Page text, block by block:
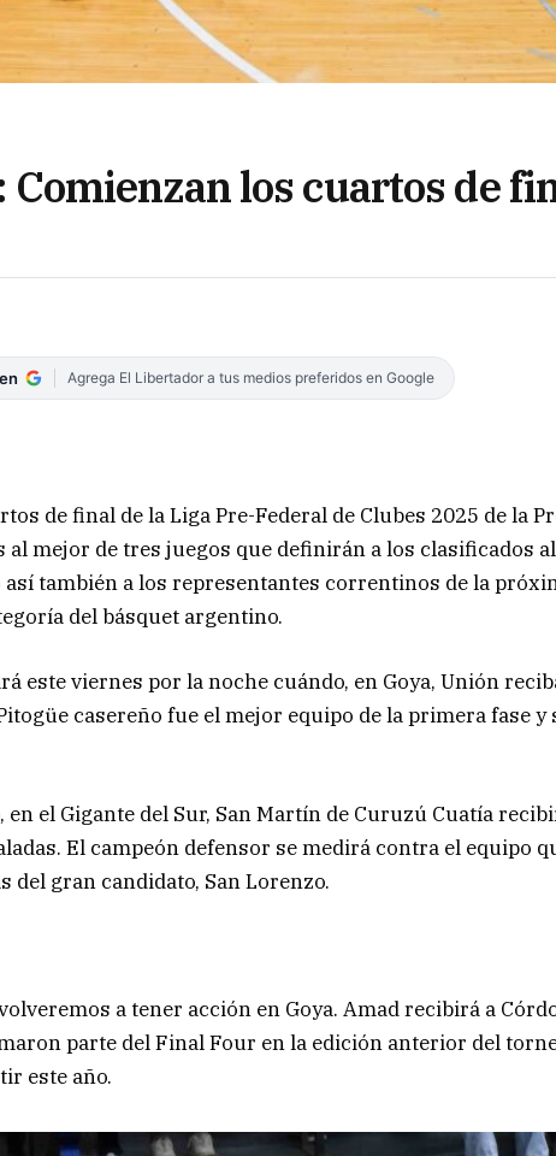
Comienzan los cuartos de
Agrega El Libertador a tus medios preferidos en Google
de final de la Liga Pre-Federal de Clubes 2025 de la
al mejor de tres juegos que definirán a los clasificados
también a los representantes correntinos de la
del básquet argentino.
este viernes por la noche cuándo, en Goya, Unión
casereño fue el mejor equipo de la primera fase
en el Gigante del Sur, San Martín de Curuzú Cuatía
El campeón defensor se medirá contra el equipo
del gran candidato, San Lorenzo.
a tener acción en Goya. Amad recibirá a
parte del Final Four en la edición anterior del
este año.